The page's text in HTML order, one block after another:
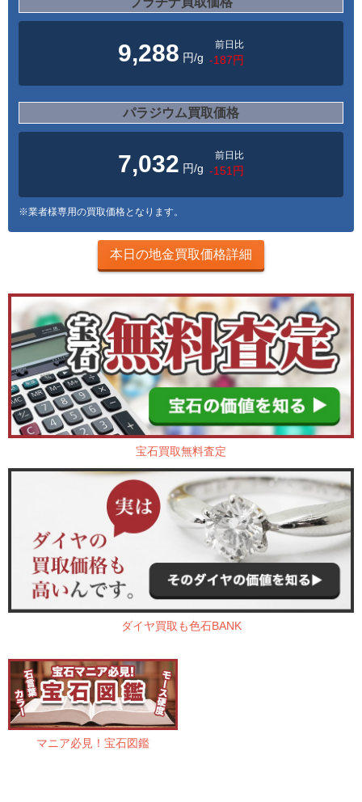
9,288 円/g
前日比
-187円
パラジウム買取価格
7,032 円/g
前日比
-151円
※業者様専用の買取価格となります。
本日の地金買取価格詳細
宝石買取無料査定
ダイヤ買取も色石BANK
マニア必見！宝石図鑑